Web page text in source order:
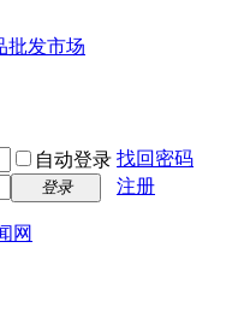
批发市场
自动登录 找回密码
登录 注册
网